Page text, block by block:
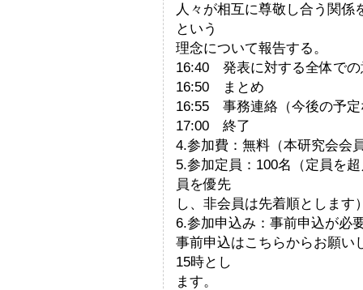
人々が相互に尊敬し合う関
という
理念について報告する。
16:40 発表に対する全体での
16:50 まとめ
16:55 事務連絡（今後の予
17:00 終了
4.参加費：無料（本研究会会
5.参加定員：100名（定員を
員を優先
し、非会員は先着順とします
6.参加申込み：事前申込が必
事前申込はこちらからお願い
15時とし
ます。